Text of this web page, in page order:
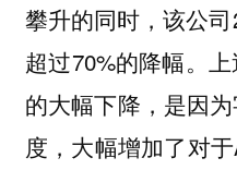
攀升的同时，该公
超过70%的降幅。
的大幅下降，是因
度，大幅增加了对